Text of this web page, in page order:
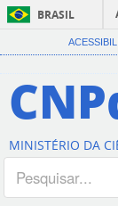
BRASIL
MINISTÉRIO DA